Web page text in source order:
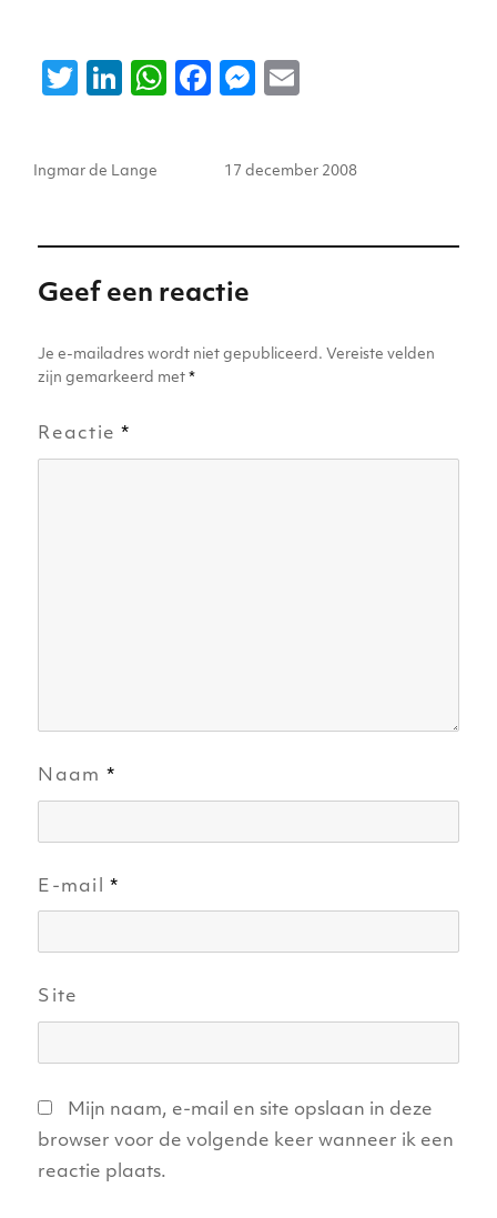
T
te
Li
e
n
W
p
p
F
e
o
o
M
e
g
l
Auteur
Ingmar de Lange
Geplaatst
17 december 2008
Geef een reactie
Je e-mailadres wordt niet gepubliceerd. Vereiste velden
zijn gemarkeerd met*
Reactie*
Naam *
E-mail*
Site
Mijn naam, e-mail en site opslaan in deze
browser voor de volgende keer wanneer ik een
reactie plaats.